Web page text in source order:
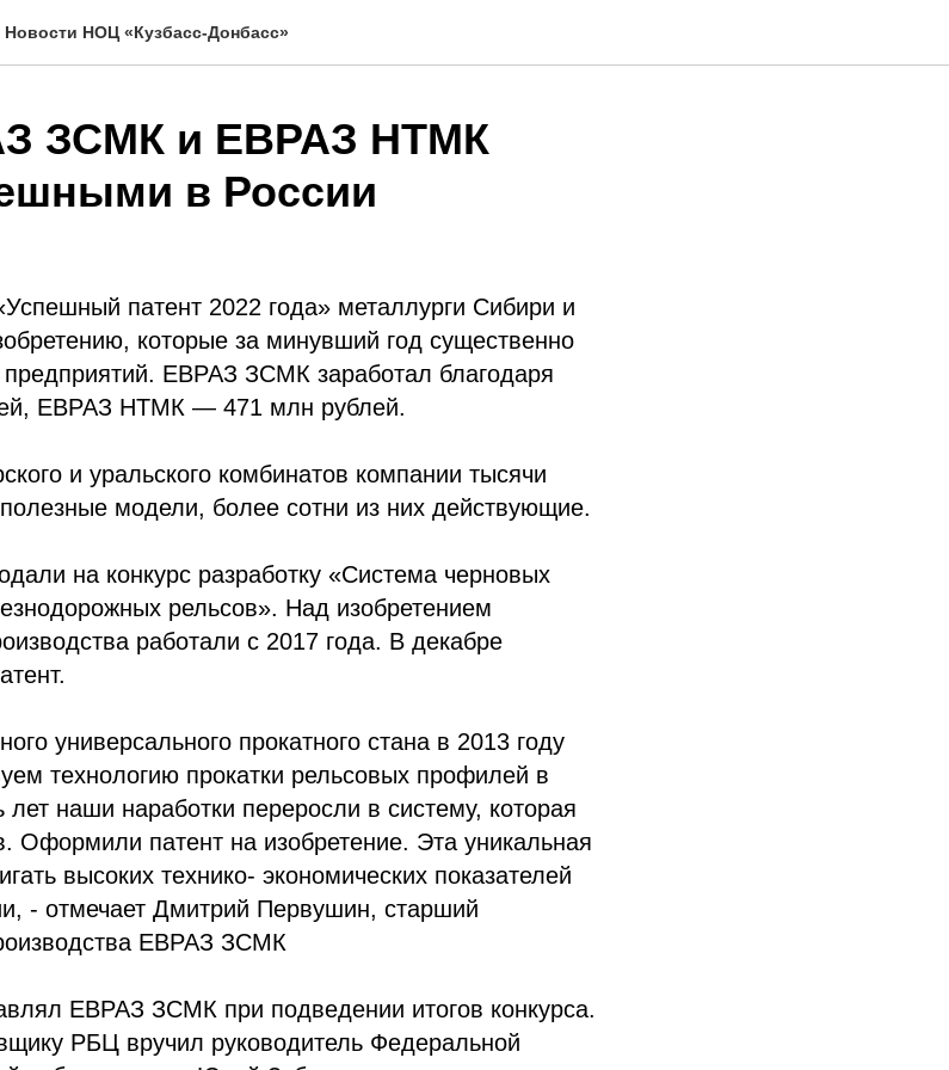
Новости НОЦ «Кузбасс-Донбасс»
ЗСМК и ЕВРАЗ НТМК
в России
патент 2022 года» металлурги Сибири и
которые за минувший год существенно
ЕВРАЗ ЗСМК заработал благодаря
ЕВРАЗ НТМК — ​471 млн рублей.
и уральского комбинатов компании тысячи
модели, более сотни из них действующие.
на конкурс разработку «Система черновых
рельсов». Над изобретением
работали с 2017 года. В декабре
универсального прокатного стана в 2013 году
технологию прокатки рельсовых профилей в
наши наработки переросли в систему, которая
Оформили патент на изобретение. Эта уникальная
высоких технико- экономических показателей
- отмечает Дмитрий Первушин, старший
ЕВРАЗ ЗСМК
ЕВРАЗ ЗСМК при подведении итогов конкурса.
РБЦ вручил руководитель Федеральной